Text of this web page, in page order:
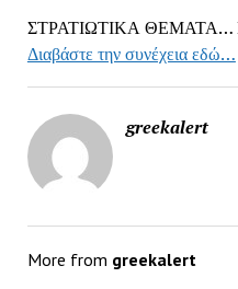
ΣΤΡΑΤΙΩΤΙΚΑ
Διαβάστε την συνέχεια εδώ…
greekalert
More from greekalert